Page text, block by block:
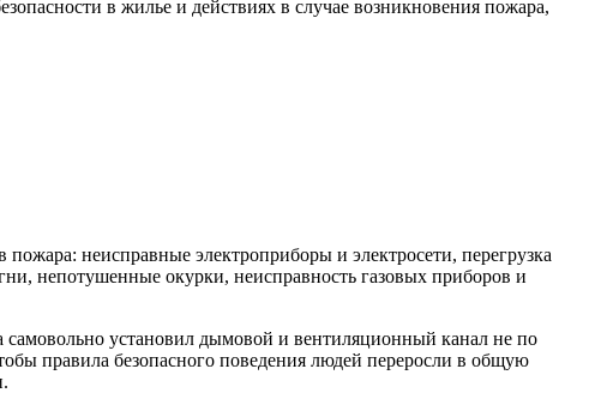
в жилье и действиях в случае возникновения пожара,
неисправные электроприборы и электросети, перегрузка
непотушенные окурки, неисправность газовых приборов и
самовольно установил дымовой и вентиляционный канал не по
правила безопасного поведения людей переросли в общую